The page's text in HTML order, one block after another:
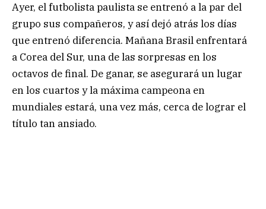
Ayer, el futbolista paulista se entrenó a la par del
grupo sus compañeros, y así dejó atrás los días
que entrenó diferencia. Mañana Brasil enfrentará
a Corea del Sur, una de las sorpresas en los
octavos de final. De ganar, se asegurará un lugar
en los cuartos y la máxima campeona en
mundiales estará, una vez más, cerca de lograr el
título tan ansiado.